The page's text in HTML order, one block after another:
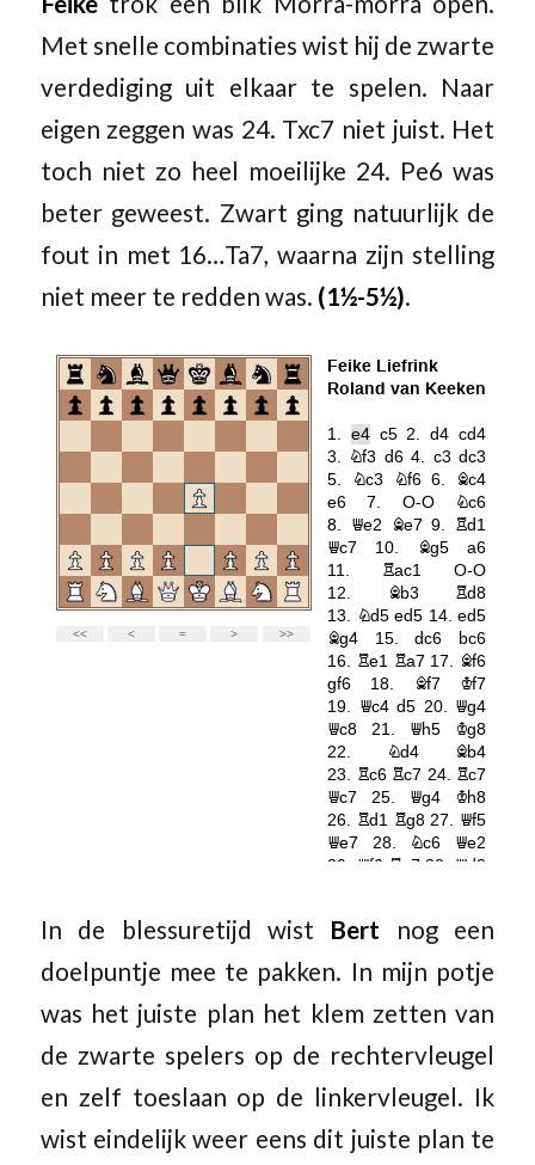
Met snelle combinaties wist hij de zwarte
verdediging uit elkaar te spelen. Naar
eigen zeggen was 24. Txc7 niet juist. Het
toch niet zo heel moeilijke 24. Pe6 was
beter geweest. Zwart ging natuurlijk de
fout in met 16…Ta7, waarna zijn stelling
niet meer te redden was. (1½-5½).
In de blessuretijd wist Bert nog een
doelpuntje mee te pakken. In mijn potje
was het juiste plan het klem zetten van
de zwarte spelers op de rechtervleugel
en zelf toeslaan op de linkervleugel. Ik
wist eindelijk weer eens dit juiste plan te